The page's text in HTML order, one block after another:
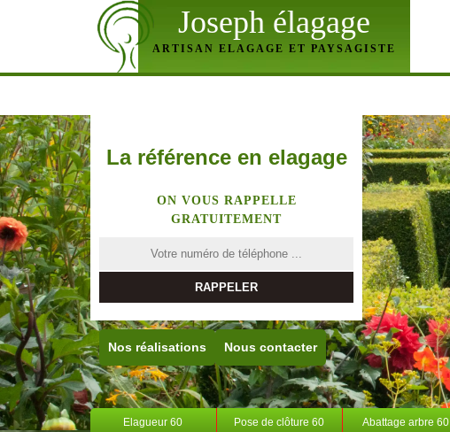
Joseph élagage
ARTISAN ELAGAGE ET PAYSAGISTE
La référence en elagage
ON VOUS RAPPELLE
GRATUITEMENT
Nos réalisations Nous contacter
Elagueur 60 Pose de clôture 60 Abattage arbre 60